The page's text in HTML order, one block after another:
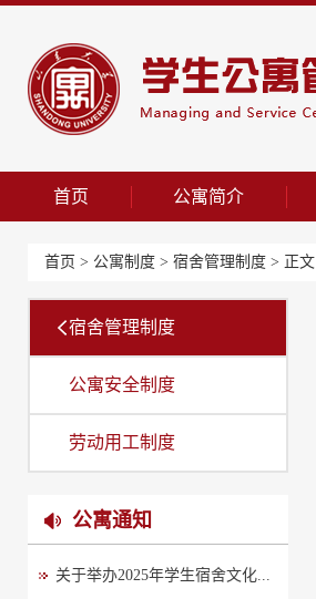
首页 公寓简介
首页 > 公寓制度 > 宿舍管理制度 > 正文
宿舍管理制度
公寓安全制度
劳动用工制度
公寓通知
关于举办2025年学生宿舍文化...